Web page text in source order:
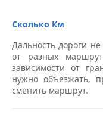
Сколько Км
Дальность дороги
от разных
зависимости от
нужно объезжать,
сменить маршрут.